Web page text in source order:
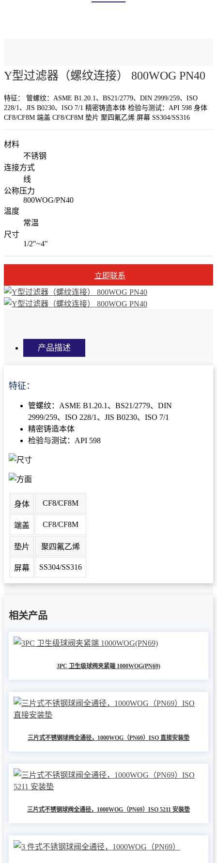
Y型过滤器（螺纹连接） 800WOG PN40
特征： 管螺纹：ASME B1.20.1、BS21/2779、DIN 2999/259、ISO
228/1、JIS B0230、ISO 7/1 精密铸造本体 检验与测试：API 598 身体
CF8/CF8M 端盖 CF8/CF8M 垫片 聚四氟乙烯 屏幕 SS304/SS316
材料
不锈钢
连接方式
线
公称压力
800WOG/PN40
温度
常温
尺寸
1/2"~4"
立即联系
产品描述
特征：
管螺纹：ASME B1.20.1、BS21/2779、DIN
2999/259、ISO 228/1、JIS B0230、ISO 7/1
精密铸造本体
检验与测试：API 598
身体 CF8/CF8M
端盖 CF8/CF8M
垫片 聚四氟乙烯
屏幕 SS304/SS316
相关产品
3PC 卫生级球阀夹紧端 1000WOG(PN69)
三片式不锈钢球阀全通径，1000WOG（PN69）ISO 直接安装垫
三片式不锈钢球阀全通径，1000WOG（PN69）ISO 5211 安装垫